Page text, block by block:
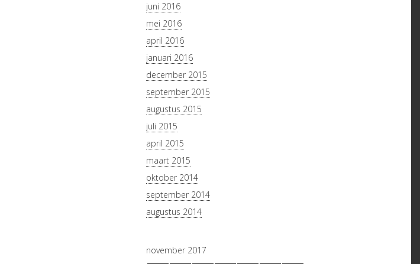
juni 2016
mei 2016
april 2016
januari 2016
december 2015
september 2015
augustus 2015
juli 2015
april 2015
maart 2015
oktober 2014
september 2014
augustus 2014
november 2017